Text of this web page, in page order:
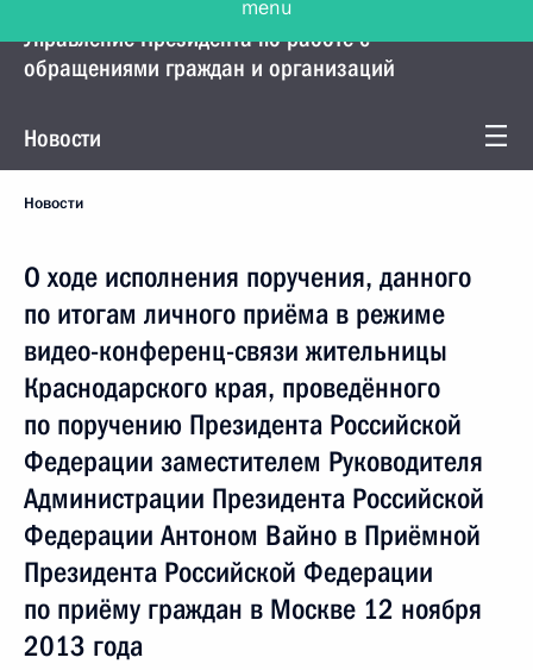
Управление Президента по работе с
обращениями граждан и организаций
Новости
Новости
О ходе исполнения поручения, данного
по итогам личного приёма в режиме
видео-конференц-связи жительницы
Краснодарского края, проведённого
по поручению Президента Российской
Федерации заместителем Руководителя
Администрации Президента Российской
Федерации Антоном Вайно в Приёмной
Президента Российской Федерации
по приёму граждан в Москве 12 ноября
2013 года